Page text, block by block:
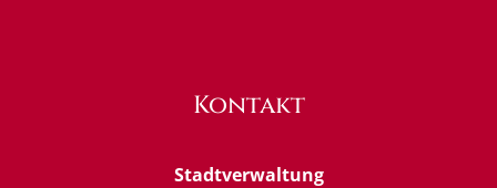
Kontakt
Stadtverwaltung